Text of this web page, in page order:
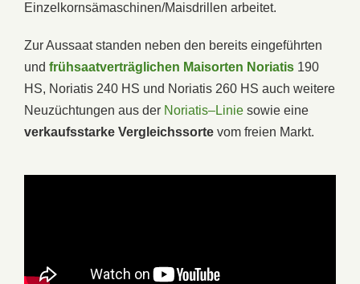
Einzelkornsämaschinen/Maisdrillen arbeitet.
Zur Aussaat standen neben den bereits eingeführten
und frühsaatverträglichen Maisorten Noriatis 190
HS, Noriatis 240 HS und Noriatis 260 HS auch weitere
Neuzüchtungen aus der Noriatis–Linie sowie eine
verkaufsstarke Vergleichssorte vom freien Markt.